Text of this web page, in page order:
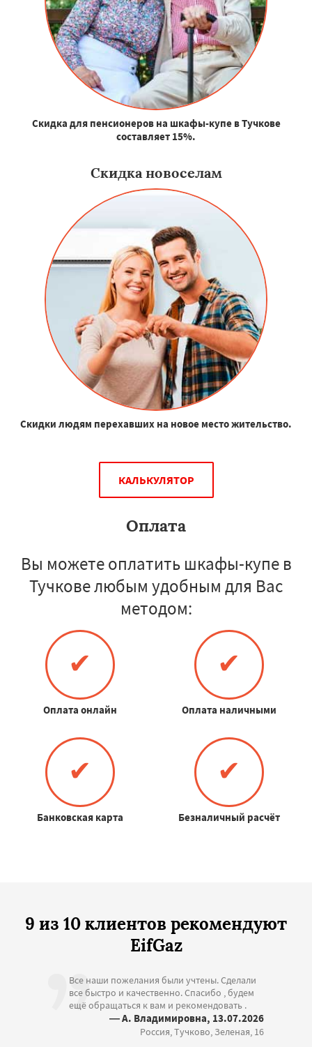
Скидка для пенсионеров на шкафы-купе в Тучкове
составляет 15%.
Скидка новоселам
Скидки людям перехавших на новое место жительство.
КАЛЬКУЛЯТОР
Оплата
Вы можете оплатить шкафы-купе в
Тучкове любым удобным для Вас
методом:
✔
Оплата онлайн
✔
Оплата наличными
✔
Банковская карта
✔
Безналичный расчёт
9 из 10 клиентов рекомендуют
EifGaz
Все наши пожелания были учтены. Сделали
все быстро и качественно. Спасибо , будем
ещё обращаться к вам и рекомендовать .
— А. Владимировна, 13.07.2026
Россия, Тучково, Зеленая, 16